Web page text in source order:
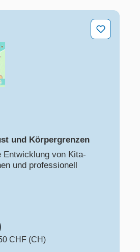
und Körpergrenzen
Entwicklung von Kita-
und professionell
CHF (CH)